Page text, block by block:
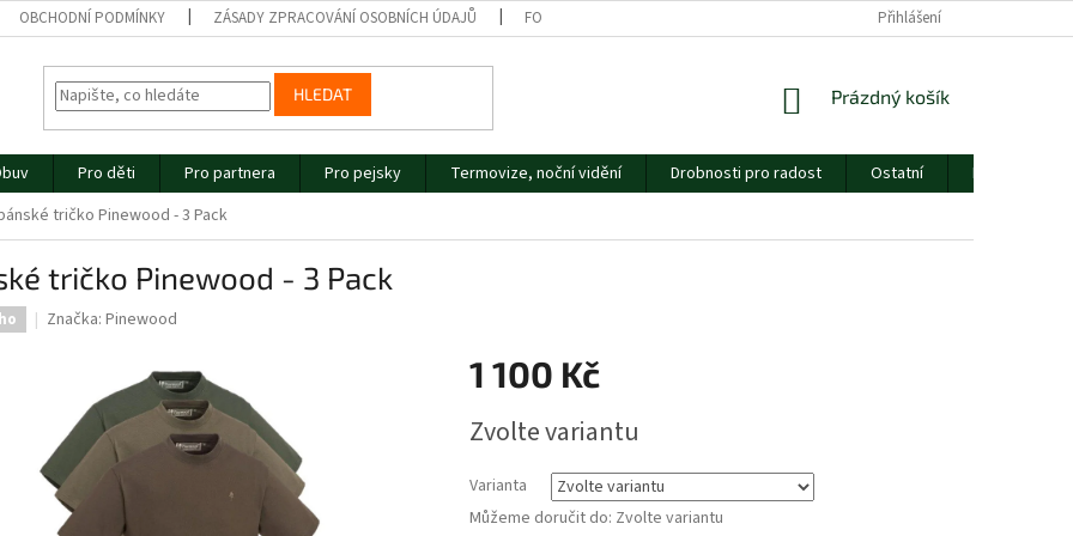
OBCHODNÍ PODMÍNKY ZÁSADY ZPRACOVÁNÍ OSOBNÍCH ÚDAJŮ FORMULÁŘE O NÁS
Přihlášení
HLEDAT
NÁKUPNÍ
Prázdný košík
Pro děti Pro partnera Pro pejsky Termovize, noční vidění Drobnosti pro radost Ostatní
Dárkový
tričko Pinewood - 3 Pack
tričko Pinewood - 3 Pack
Značka: Pinewood
1 100 Kč
cena:
Zvolte variantu
Varianta
Můžeme doručit do: Zvolte variantu